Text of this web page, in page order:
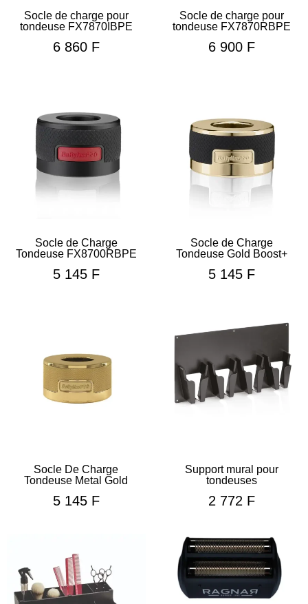
Socle de charge pour
tondeuse FX7870IBPE
6 860 F
Socle de charge pour
tondeuse FX7870RBPE
6 900 F
Socle de Charge
Tondeuse FX8700RBPE
5 145 F
Socle de Charge
Tondeuse Gold Boost+
5 145 F
Socle De Charge
Tondeuse Metal Gold
5 145 F
Support mural pour
tondeuses
2 772 F